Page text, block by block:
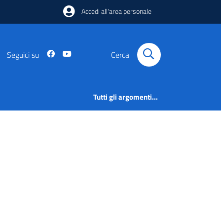
Accedi all'area personale
Seguici su Cerca
Tutti gli argomenti...